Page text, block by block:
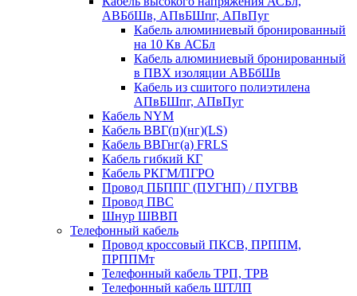
АВБбШв, АПвБШпг, АПвПуг
Кабель алюминиевый бронированный
на 10 Кв АСБл
Кабель алюминиевый бронированный
в ПВХ изоляции АВБбШв
Кабель из сшитого полиэтилена
АПвБШпг, АПвПуг
Кабель NYM
Кабель ВВГ(п)(нг)(LS)
Кабель ВВГнг(а) FRLS
Кабель гибкий КГ
Кабель РКГМ/ПГРО
Провод ПБППГ (ПУГНП) / ПУГВВ
Провод ПВС
Шнур ШВВП
Телефонный кабель
Провод кроссовый ПКСВ, ПРППМ,
ПРППМт
Телефонный кабель ТРП, ТРВ
Телефонный кабель ШТЛП